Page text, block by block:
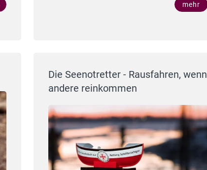
mehr
Die Seenotretter - Rausfahren, wenn
andere reinkommen